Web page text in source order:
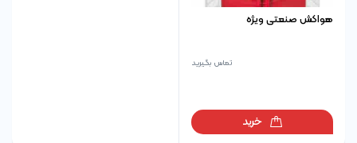
هواکش صنعتی ویژه
تماس بگیرید
خرید